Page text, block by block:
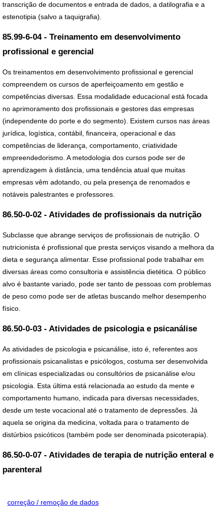
transcrição de documentos e entrada de dados, a datilografia e a
estenotipia (salvo a taquigrafia).
85.99-6-04 - Treinamento em desenvolvimento
profissional e gerencial
Os treinamentos em desenvolvimento profissional e gerencial
compreendem os cursos de aperfeiçoamento em gestão e
competências diversas. Essa modalidade educacional está focada
no aprimoramento dos profissionais e gestores das empresas
(independente do porte e do segmento). Existem cursos nas áreas
jurídica, logística, contábil, financeira, operacional e das
competências de liderança, comportamento, criatividade
empreendedorismo. A metodologia dos cursos pode ser de
aprendizagem à distância, uma tendência atual que muitas
empresas vêm adotando, ou pela presença de renomados e
notáveis palestrantes e professores.
86.50-0-02 - Atividades de profissionais da nutrição
Subclasse que abrange serviços de profissionais de nutrição. O
nutricionista é profissional que presta serviços visando a melhora da
dieta e segurança alimentar. Esse profissional pode trabalhar em
diversas áreas como consultoria e assistência dietética. O público
alvo é bastante variado, pode ser tanto de pessoas com problemas
de peso como pode ser de atletas buscando melhor desempenho
físico.
86.50-0-03 - Atividades de psicologia e psicanálise
As atividades de psicologia e psicanálise, isto é, referentes aos
profissionais psicanalistas e psicólogos, costuma ser desenvolvida
em clínicas especializadas ou consultórios de psicanálise e/ou
psicologia. Esta última está relacionada ao estudo da mente e
comportamento humano, indicada para diversas necessidades,
desde um teste vocacional até o tratamento de depressões. Já
aquela se origina da medicina, voltada para o tratamento de
distúrbios psicóticos (também pode ser denominada psicoterapia).
86.50-0-07 - Atividades de terapia de nutrição enteral e
parenteral
correção / remoção de dados